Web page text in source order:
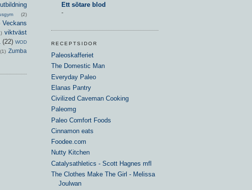
Ett sötare blod
-
RECEPTSIDOR
Paleoskafferiet
The Domestic Man
Everyday Paleo
Elanas Pantry
Civilized Caveman Cooking
Paleomg
Paleo Comfort Foods
Cinnamon eats
Foodee.com
Nutty Kitchen
Catalysathletics - Scott Hagnes mfl
The Clothes Make The Girl - Melissa
Joulwan
(2)
Veckans
viktväst
(22) WOD
(1) Zumba